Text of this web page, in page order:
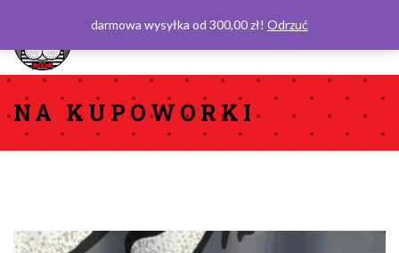
NA KUPOWORKI
darmowa wysyłka od 300,00 zł! Odrzuć